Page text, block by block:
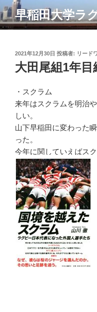
コ
ン
テ
早稲田大学ラ
投
日:
2021年12月30日 投稿者: リード
大田尾組1年目
・スクラム
来年はスクラムを明治
しい。
山下早稲田に変わった
った。
今年に関していえばス